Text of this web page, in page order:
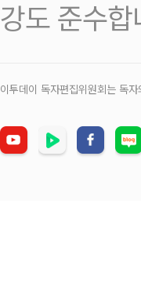
강도 준수합
이투데이 독자편집위원회는 독